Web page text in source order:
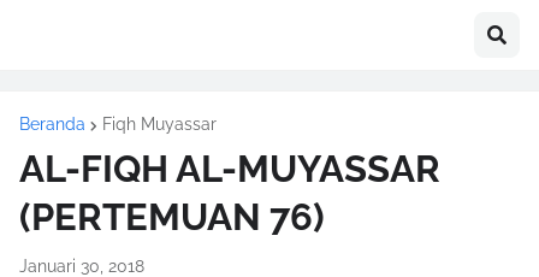
Beranda Fiqh Muyassar
AL-FIQH AL-MUYASSAR
(PERTEMUAN 76)
Januari 30, 2018